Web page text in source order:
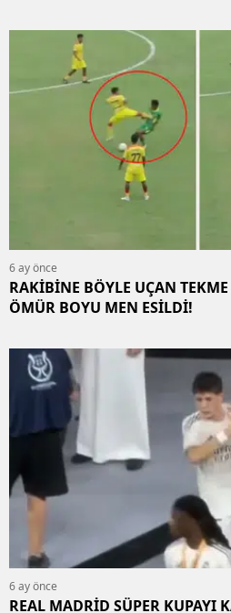
6 ay önce
RAKİBİNE BÖYLE UÇAN
ÖMÜR BOYU MEN ESİLDİ!
6 ay önce
REAL MADRİD SÜPER KUPAYI